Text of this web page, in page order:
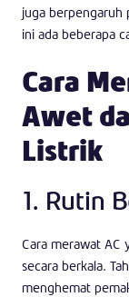
juga berpengaruh
ini ada beberapa
Cara
Awet
Listrik
1. Rutin
Cara merawat AC
secara berkala.
menghemat